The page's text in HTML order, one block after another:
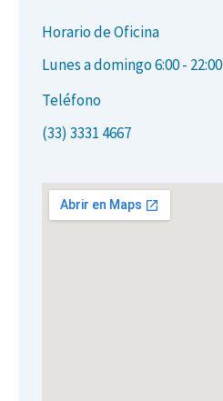
Horario de Oficina
Lunes a domingo 6:00 - 22:00
Teléfono
(33) 3331 4667